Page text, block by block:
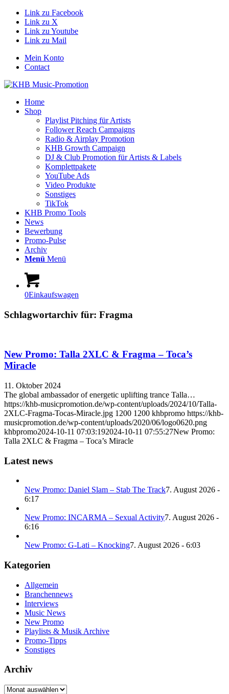
Link zu Facebook
Link zu X
Link zu Youtube
Link zu Mail
Mein Konto
Contact
Home
Shop
Playlist Pitching für Artists
Follower Reach Campaigns
Radio & Airplay Promotion
KHB Growth Campaign
DJ & Club Promotion für Artists & Labels
Komplettpakete
YouTube Ads
Video Produkte
Sonstiges
TikTok
KHB Promo Tools
News
Bewerbung
Promo-Pulse
Archiv
Menü Menü
0Einkaufswagen
Schlagwortarchiv für: Fragma
New Promo: Talla 2XLC & Fragma – Toca’s
Miracle
11. Oktober 2024
The global ambassador of energetic uplifting trance Talla…
https://khb-musicpromotion.de/wp-content/uploads/2024/10/Talla-
2XLC-Fragma-Tocas-Miracle.jpg 1200 1200 khbpromo https://khb-
musicpromotion.de/wp-content/uploads/2020/06/logo0620.png
khbpromo2024-10-11 07:03:192024-10-11 07:55:27New Promo:
Talla 2XLC & Fragma – Toca’s Miracle
Latest news
New Promo: Daniel Slam – Stab The Track7. August 2026 -
6:17
New Promo: INCARMA – Sexual Activity7. August 2026 -
6:16
New Promo: G-Lati – Knocking7. August 2026 - 6:03
Kategorien
Allgemein
Branchennews
Interviews
Music News
New Promo
Playlists & Musik Archive
Promo-Tipps
Sonstiges
Archiv
Archiv